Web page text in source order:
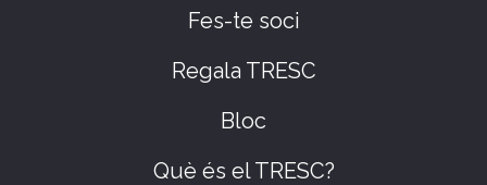
Fes-te soci
Regala TRESC
Bloc
Què és el TRESC?